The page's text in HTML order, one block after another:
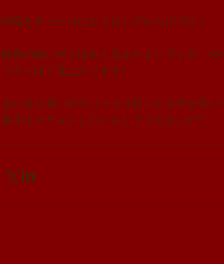
転職をきっかけにセミロングからボブに！
髪色の暗いボブは幼く見えやすいですが、
で今っぽく仕上がります♪
まだまだ暑いのでバッサリ切られる方が多
是非イメチェンしにいらしてください(^^)